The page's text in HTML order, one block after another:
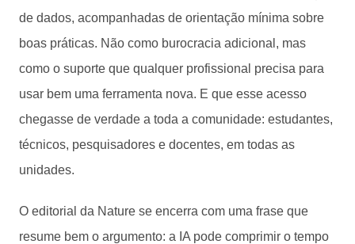
de dados, acompanhadas de orientação mínima sobre
boas práticas. Não como burocracia adicional, mas
como o suporte que qualquer profissional precisa para
usar bem uma ferramenta nova. E que esse acesso
chegasse de verdade a toda a comunidade: estudantes,
técnicos, pesquisadores e docentes, em todas as
unidades.
O editorial da Nature se encerra com uma frase que
resume bem o argumento: a IA pode comprimir o tempo